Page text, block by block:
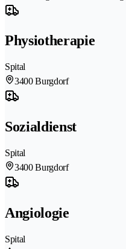
Physiotherapie
Spital
3400 Burgdorf
Sozialdienst
Spital
3400 Burgdorf
Angiologie
Spital